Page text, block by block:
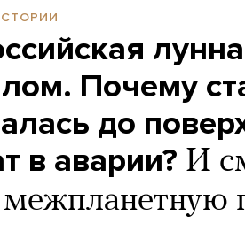
Почему
до
в аварии? И
межпланетную